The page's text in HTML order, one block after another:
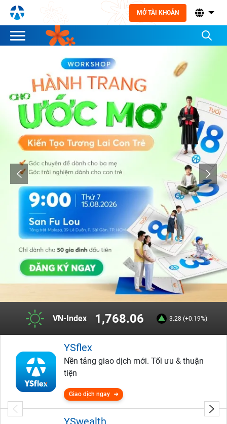
MỞ TÀI KHOẢN
VN-Index 1,768.06 3.28 (+0.19%)
YSflex
Nền tảng giao dịch mới. Tối ưu & thuận
tiện
Giao dịch ngay